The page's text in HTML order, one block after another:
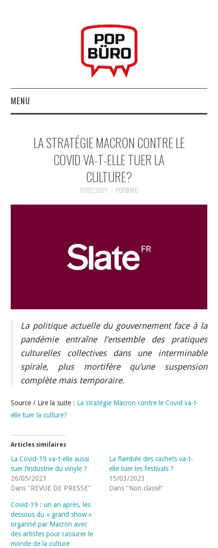
MENU
MUSIQUESACTUELLES.NET
GABBA GABBA HEY !
LA STRATÉGIE MACRON CONTRE LE
COVID VA-T-ELLE TUER LA
CULTURE?
17/02/2021 POPBURO
La politique actuelle du gouvernement face à la
pandémie entraîne l’ensemble des pratiques
culturelles collectives dans une interminable
spirale, plus mortifère qu’une suspension
complète mais temporaire.
Source / Lire la suite : La stratégie Macron contre le Covid va-t-
elle tuer la culture?
Articles similaires
La Covid-19 va-t-elle aussi
tuer l’industrie du vinyle ?
26/05/2021
Dans "REVUE DE PRESSE"
La flambée des cachets va-t-
elle tuer les festivals ?
15/03/2023
Dans "Non classé"
Covid-19 : un an après, les
dessous du « grand show »
organisé par Macron avec
des artistes pour rassurer le
monde de la culture